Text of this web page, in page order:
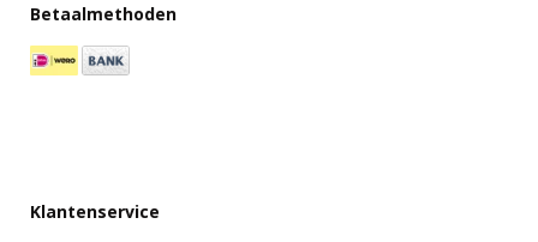
Betaalmethoden
Klantenservice